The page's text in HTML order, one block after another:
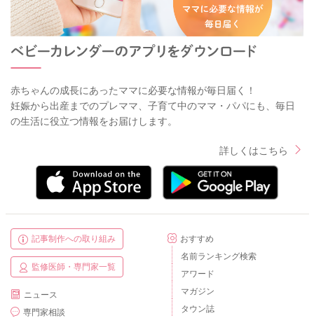
赤ちゃんの成長にあったママに必要な情報が毎日届く！
妊娠から出産までのプレママ、子育て中のママ・パパにも、毎日
の生活に役立つ情報をお届けします。
詳しくはこちら
記事制作への取り組み
監修医師・専門家一覧
ニュース
専門家相談
おすすめ
名前ランキング検索
アワード
マガジン
タウン誌